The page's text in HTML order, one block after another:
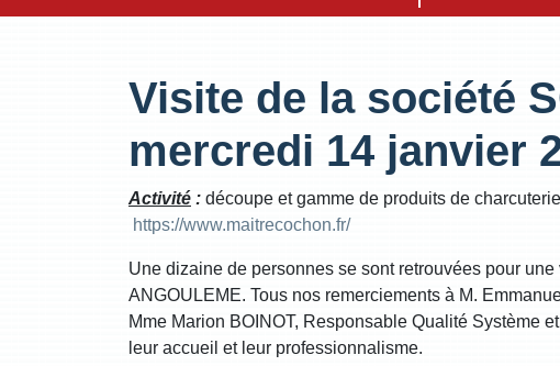
Visite de la société
mercredi 14 janvier
Activité : découpe et gamme de produits de
https://www.maitrecochon.fr/
Une dizaine de personnes se sont retrouvées pour
ANGOULEME. Tous nos remerciements à M.
Mme Marion BOINOT, Responsable Qualité Système
leur accueil et leur professionnalisme.